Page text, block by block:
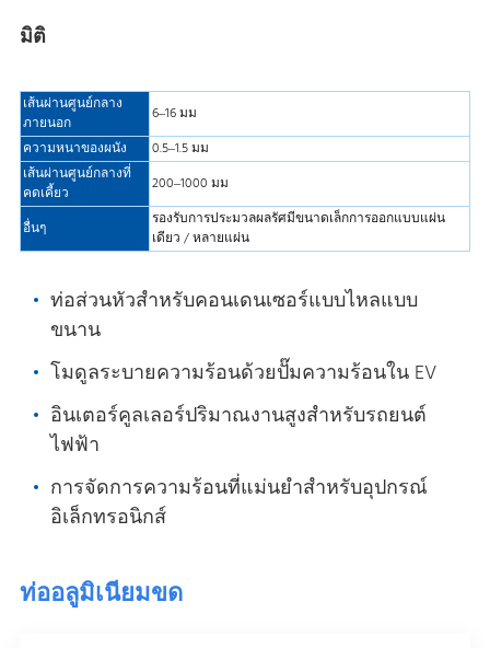
มิติ
เส้นผ่านศูนย์กลาง
ภายนอก
6–16 มม
ความหนาของผนัง
0.5–1.5 มม
เส้นผ่านศูนย์กลางที่
คดเคี้ยว
200–1000 มม
อื่นๆ
รองรับการประมวลผลรัศมีขนาดเล็กการออกแบบแผ่น
เดียว / หลายแผ่น
ท่อส่วนหัวสําหรับคอนเดนเซอร์แบบไหลแบบ
ขนาน
โมดูลระบายความร้อนด้วยปั๊มความร้อนใน EV
อินเตอร์คูลเลอร์ปริมาณงานสูงสําหรับรถยนต์
ไฟฟ้า
การจัดการความร้อนที่แม่นยําสําหรับอุปกรณ์
อิเล็กทรอนิกส์
ท่ออลูมิเนียมขด